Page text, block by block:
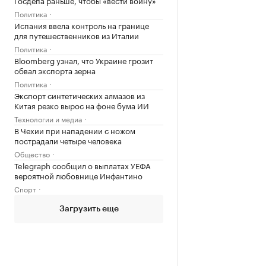
Политика
Испания ввела контроль на границе
для путешественников из Италии
Политика
Bloomberg узнал, что Украине грозит
обвал экспорта зерна
Политика
Экспорт синтетических алмазов из
Китая резко вырос на фоне бума ИИ
Технологии и медиа
В Чехии при нападении с ножом
пострадали четыре человека
Общество
Telegraph сообщил о выплатах УЕФА
вероятной любовнице Инфантино
Спорт
Загрузить еще